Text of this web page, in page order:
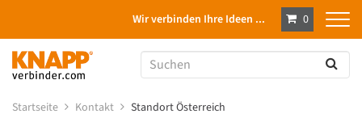
Wir verbinden Ihre Ideen ... 0
Startseite Kontakt Standort Österreich